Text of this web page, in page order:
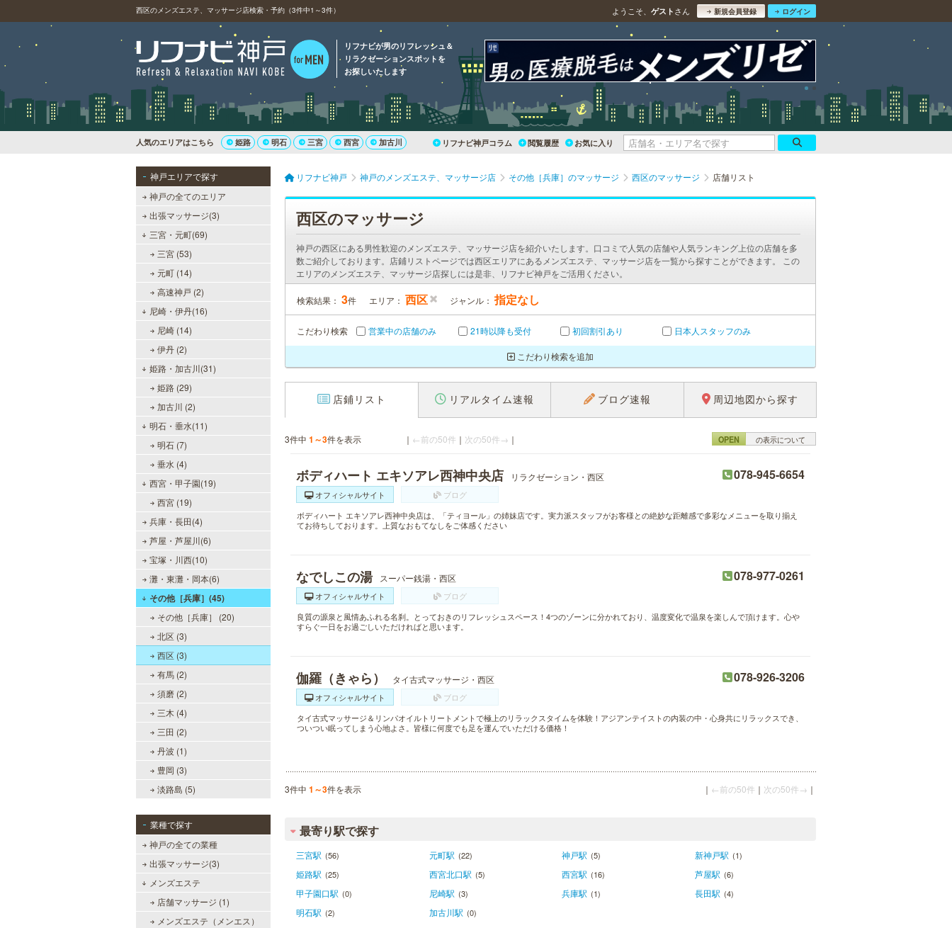
西区のメンズエステ、マッサージ店検索・予約（3件中1～3件） ようこそ、 ゲスト さん 新規会員登録 ログイン
リフナビが男のリフレッシュ＆
リラクゼーションスポットを
お探しいたします
人気のエリアはこちら 姫路 明石 三宮 西宮 加古川 リフナビ神戸コラム 閲覧履歴 お気に入り
神戸エリアで探す
神戸の全てのエリア
出張マッサージ(3)
三宮・元町(69)
三宮 (53)
元町 (14)
高速神戸 (2)
尼崎・伊丹(16)
尼崎 (14)
伊丹 (2)
姫路・加古川(31)
姫路 (29)
加古川 (2)
明石・垂水(11)
明石 (7)
垂水 (4)
西宮・甲子園(19)
西宮 (19)
兵庫・長田(4)
芦屋・芦屋川(6)
宝塚・川西(10)
灘・東灘・岡本(6)
その他［兵庫］(45)
その他［兵庫］ (20)
北区 (3)
西区 (3)
有馬 (2)
須磨 (2)
三木 (4)
三田 (2)
丹波 (1)
豊岡 (3)
淡路島 (5)
業種で探す
神戸の全ての業種
出張マッサージ(3)
メンズエステ
店舗マッサージ (1)
メンズエステ（メンエス）
リフナビ神戸 神戸のメンズエステ、マッサージ店 その他［兵庫］のマッサージ 西区のマッサージ 店舗リスト
西区のマッサージ
神戸の西区にある男性歓迎のメンズエステ、マッサージ店を紹介いたします。口コミで人気の店舗や人気ランキング上位の店舗を多
数ご紹介しております。店鋪リストページでは西区エリアにあるメンズエステ、マッサージ店を一覧から探すことができます。 この
エリアのメンズエステ、マッサージ店探しには是非、リフナビ神戸をご活用ください。
検索結果： 3件 エリア： 西区 ジャンル： 指定なし
こだわり検索 営業中の店舗のみ 21時以降も受付 初回割引あり 日本人スタッフのみ
こだわり検索を追加
店鋪リスト リアルタイム速報 ブログ速報 周辺地図から探す
3件中 1～3件を表示 ｜ ←前の50件 ｜ 次の50件→ ｜ OPEN の表示について
ボディハート エキソアレ西神中央店 リラクゼーション・西区 078-945-6654
オフィシャルサイト
ブログ
ボディハート エキソアレ西神中央店は、「ティヨール」の姉妹店です。実力派スタッフがお客様との絶妙な距離感で多彩なメニューを取り揃え
てお待ちしております。上質なおもてなしをご体感ください
なでしこの湯 スーパー銭湯・西区 078-977-0261
オフィシャルサイト
ブログ
良質の源泉と風情あふれる名刹。とっておきのリフレッシュスペース！4つのゾーンに分かれており、温度変化で温泉を楽しんで頂けます。心や
すらぐ一日をお過ごしいただければと思います。
伽羅（きゃら） タイ古式マッサージ・西区 078-926-3206
オフィシャルサイト
ブログ
タイ古式マッサージ＆リンパオイルトリートメントで極上のリラックスタイムを体験！アジアンテイストの内装の中・心身共にリラックスでき、
ついつい眠ってしまう心地よさ。皆様に何度でも足を運んでいただける価格！
3件中 1～3件を表示 ｜ ←前の50件 ｜ 次の50件→ ｜
最寄り駅で探す
三宮駅 (56) 元町駅 (22) 神戸駅 (5) 新神戸駅 (1)
姫路駅 (25) 西宮北口駅 (5) 西宮駅 (16) 芦屋駅 (6)
甲子園口駅 (0) 尼崎駅 (3) 兵庫駅 (1) 長田駅 (4)
明石駅 (2) 加古川駅 (0)